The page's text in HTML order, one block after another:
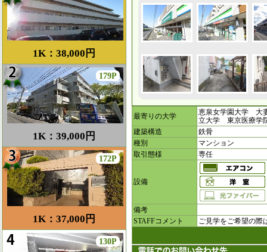
最寄りの大学
恵泉女学園大学 大
立大学 東京医療
建築構造
鉄骨
種別
マンション
取引態様
専任
設備
備考
STAFFコメント
ご見学をご希望の際
1K：38,000円
1K：39,000円
179P
1K：37,000円
172P
130P